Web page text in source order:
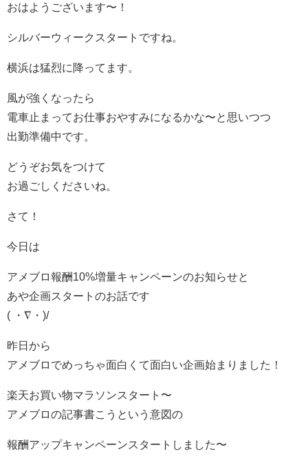
おはようございます〜！
シルバーウィークスタートですね。
横浜は猛烈に降ってます。
風が強くなったら
電車止まってお仕事おやすみになるかな〜と思いつつ
出勤準備中です。
どうぞお気をつけて
お過ごしくださいね。
さて！
今日は
アメブロ報酬10%増量キャンペーンのお知らせと
あや企画スタートのお話です
( ・∇・)/
昨日から
アメブロでめっちゃ面白くて面白い企画始まりました！
楽天お買い物マラソンスタート〜
アメブロの記事書こうという意図の
報酬アップキャンペーンスタートしました〜